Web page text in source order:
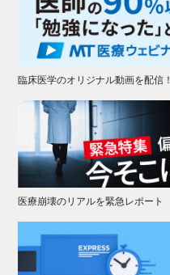
臨床医学のオリジナル動画を配信！
医療崩壊のリアルを緊急レポート